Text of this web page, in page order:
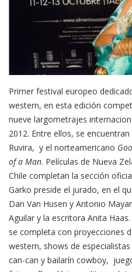
Primer festival europeo
western, en esta edición
nueve largometrajes
2012. Entre ellos, se
Ruvira, y el norteamericano
of a Man. Películas de Nueva
Chile completan la sección
Garko preside el jurado, en el
Dan Van Husen y Antonio
Aguilar y la escritora Anita
se completa con proyecciones
western, shows de
can-can y bailarín cowboy,